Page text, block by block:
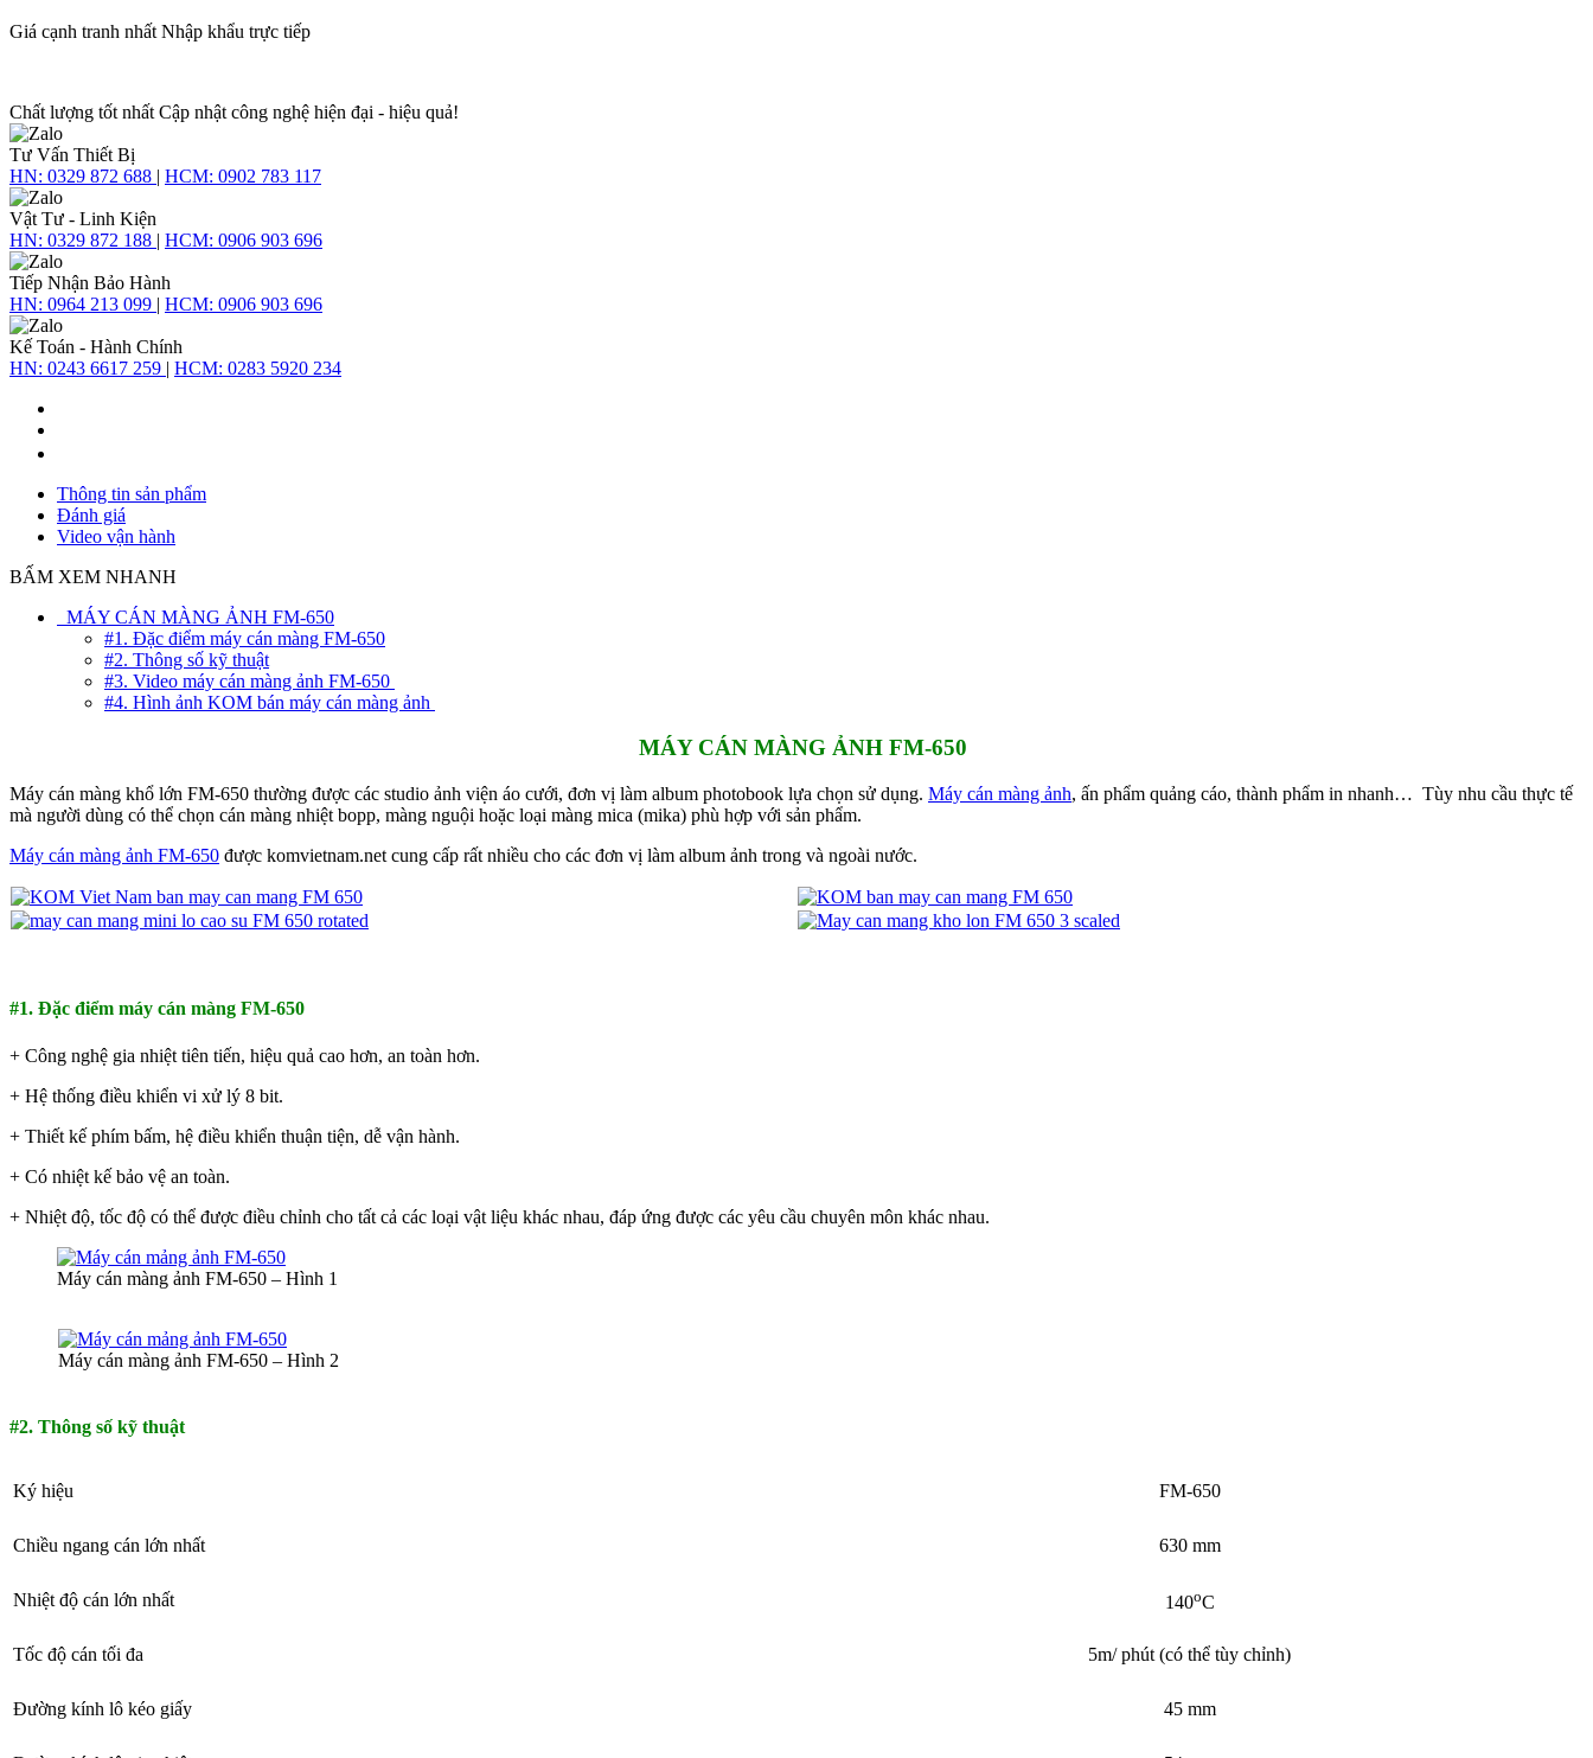
Giá cạnh tranh nhất Nhập khẩu trực tiếp
Chất lượng tốt nhất Cập nhật công nghệ hiện đại - hiệu quả!
Tư Vấn Thiết Bị
HN: 0329 872 688 | HCM: 0902 783 117
Vật Tư - Linh Kiện
HN: 0329 872 188 | HCM: 0906 903 696
Tiếp Nhận Bảo Hành
HN: 0964 213 099 | HCM: 0906 903 696
Kế Toán - Hành Chính
HN: 0243 6617 259 | HCM: 0283 5920 234
Thông tin sản phẩm
Đánh giá
Video vận hành
BẤM XEM NHANH
MÁY CÁN MÀNG ẢNH FM-650
#1. Đặc điểm máy cán màng FM-650
#2. Thông số kỹ thuật
#3. Video máy cán màng ảnh FM-650
#4. Hình ảnh KOM bán máy cán màng ảnh
MÁY CÁN MÀNG ẢNH FM-650
Máy cán màng khổ lớn FM-650 thường được các studio ảnh viện áo cưới, đơn vị làm album photobook lựa chọn sử dụng. Máy cán màng ảnh, ấn phẩm quảng cáo, thành phẩm in nhanh… Tùy nhu cầu thực tế
mà người dùng có thể chọn cán màng nhiệt bopp, màng nguội hoặc loại màng mica (mika) phù hợp với sản phẩm.
Máy cán màng ảnh FM-650 được komvietnam.net cung cấp rất nhiều cho các đơn vị làm album ảnh trong và ngoài nước.
#1. Đặc điểm máy cán màng FM-650
+ Công nghệ gia nhiệt tiên tiến, hiệu quả cao hơn, an toàn hơn.
+ Hệ thống điều khiển vi xử lý 8 bit.
+ Thiết kế phím bấm, hệ điều khiển thuận tiện, dễ vận hành.
+ Có nhiệt kế bảo vệ an toàn.
+ Nhiệt độ, tốc độ có thể được điều chỉnh cho tất cả các loại vật liệu khác nhau, đáp ứng được các yêu cầu chuyên môn khác nhau.
Máy cán màng ảnh FM-650 – Hình 1
Máy cán màng ảnh FM-650 – Hình 2
#2. Thông số kỹ thuật
Ký hiệu FM-650
Chiều ngang cán lớn nhất 630 mm
Nhiệt độ cán lớn nhất 140oC
Tốc độ cán tối đa 5m/ phút (có thể tùy chỉnh)
Đường kính lô kéo giấy 45 mm